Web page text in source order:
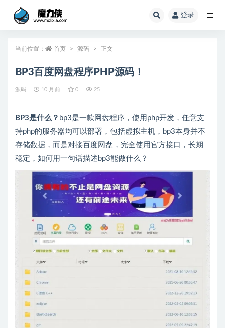
登录
当前位置： 首页 源码 正文
BP3百度网盘程序PHP源码！
源码 10 月前 0 25
BP3是什么？ bp3是一款网盘程序，使用php开发，任意支
持php的服务器均可以部署，包括虚拟主机，bp3本身并不
存储数据，而是对接百度网盘，完全使用官方接口，长期
稳定，如何用一句话描述bp3能做什么？